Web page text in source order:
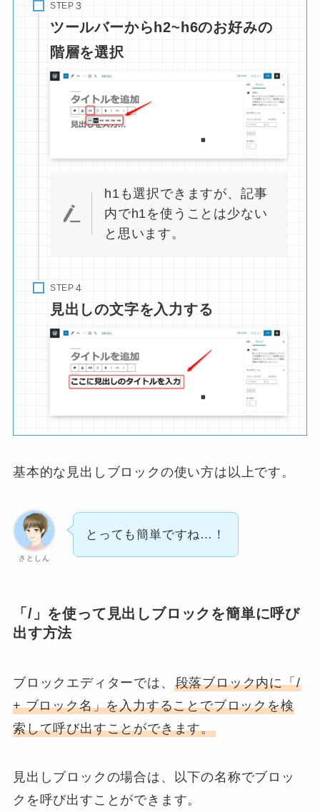
STEP
ツールバーからh2~h6のお好みの
階層を選択
h1も選択できますが、記事
内でh1を使うことは少ない
と思います。
STEP
見出しの文字を入力する
基本的な見出しブロックの使い方は以上です。
さとしん
とっても簡単ですね…！
「/」を使って見出しブロックを簡単に呼び
出す方法
ブロックエディターでは、 段落ブロック内に「/
+ ブロック名」を入力することでブロックを検
索して呼び出すことができます。
見出しブロックの場合は、以下の名称でブロッ
クを呼び出すことができます。